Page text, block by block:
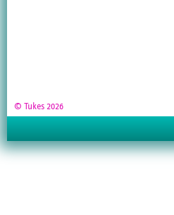
© Tukes 2026